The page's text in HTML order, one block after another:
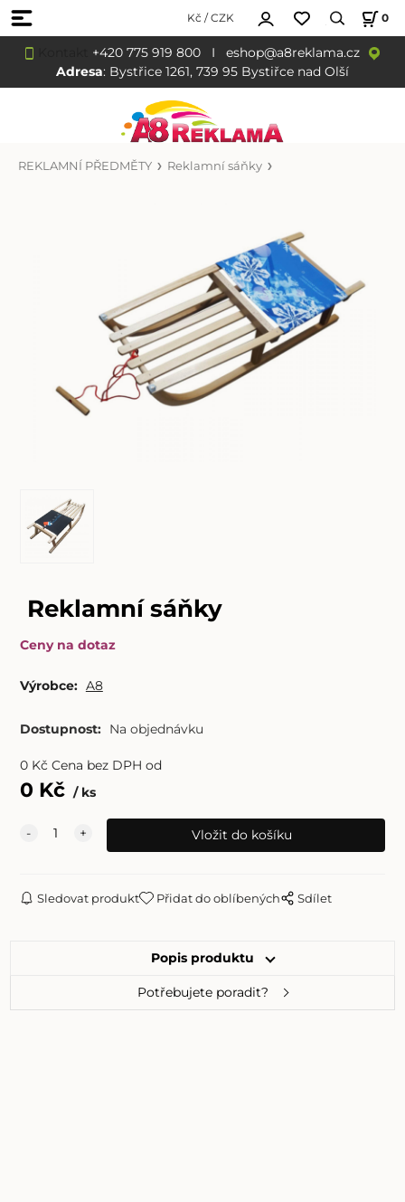
Kč / CZK 0
+420 775 919 800I
eshop@a8reklama.cz
Adresa: Bystřice 1261, 739 95 Bystiřce nad Olší
REKLAMNÍ PŘEDMĚTY Reklamní sáňky
Reklamní sáňky
Ceny na dotaz
Výrobce: A8
Dostupnost: Na objednávku
0Kč Cena bez DPH od
0 Kč ks
Sledovat produkt Přidat do oblíbených Sdílet
Popis produktu
Potřebujete poradit?